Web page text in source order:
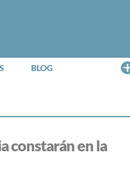
BLOG
constarán en la